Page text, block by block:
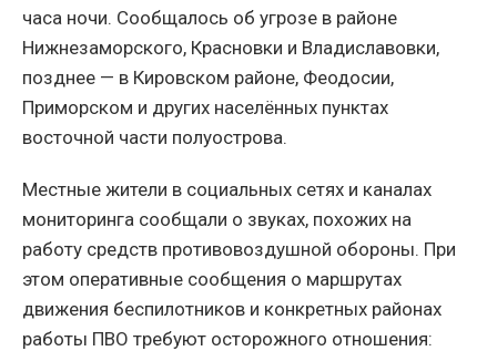
часа ночи. Сообщалось об угрозе в районе
Нижнезаморского, Красновки и Владиславовки,
позднее — в Кировском районе, Феодосии,
Приморском и других населённых пунктах
восточной части полуострова.
Местные жители в социальных сетях и каналах
мониторинга сообщали о звуках, похожих на
работу средств противовоздушной обороны. При
этом оперативные сообщения о маршрутах
движения беспилотников и конкретных районах
работы ПВО требуют осторожного отношения: